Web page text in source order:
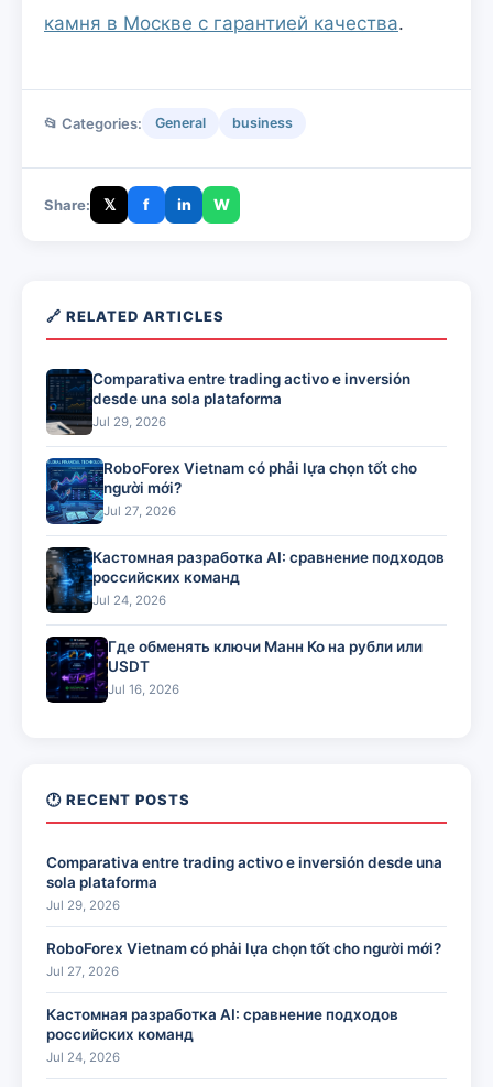
камня в Москве с гарантией качества.
📂 Categories: General business
Share: 𝕏 f in W
🔗 RELATED ARTICLES
Comparativa entre trading activo e inversión
desde una sola plataforma
Jul 29, 2026
RoboForex Vietnam có phải lựa chọn tốt cho
người mới?
Jul 27, 2026
Кастомная разработка AI: сравнение подходов
российских команд
Jul 24, 2026
Где обменять ключи Манн Ко на рубли или
USDT
Jul 16, 2026
🕐 RECENT POSTS
Comparativa entre trading activo e inversión desde una
sola plataforma
Jul 29, 2026
RoboForex Vietnam có phải lựa chọn tốt cho người mới?
Jul 27, 2026
Кастомная разработка AI: сравнение подходов
российских команд
Jul 24, 2026